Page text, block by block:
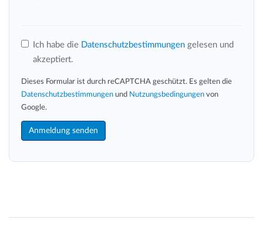
Ich habe die Datenschutzbestimmungen gelesen und
akzeptiert.
Dieses Formular ist durch reCAPTCHA geschützt. Es gelten die
Datenschutzbestimmungen und Nutzungsbedingungen von
Google.